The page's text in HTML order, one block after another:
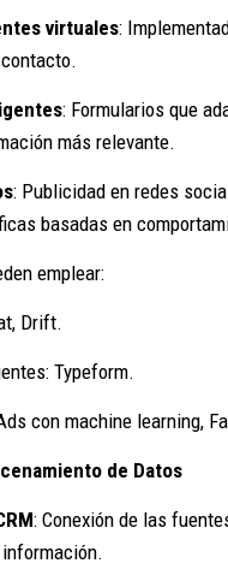
virtuales:
: Formularios que
más relevante.
: Publicidad en redes
basadas en
emplear:
Drift.
Typeform.
con machine learning,
de Datos
: Conexión de las